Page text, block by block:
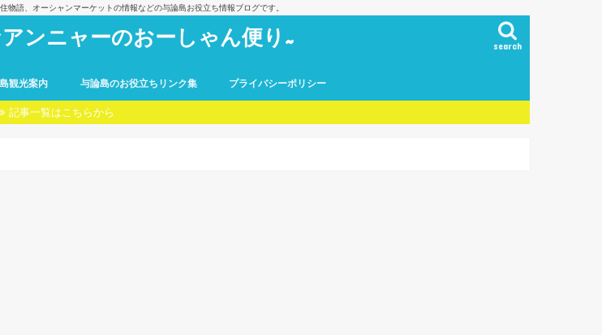
物語、オーシャンマーケットの情報などの与論島お役立ち情報ブログです。
ンニャーのおーしゃん便り~ search
観光案内 与論島のお役立ちリンク集 プライバシーポリシー
記事一覧はこちらから